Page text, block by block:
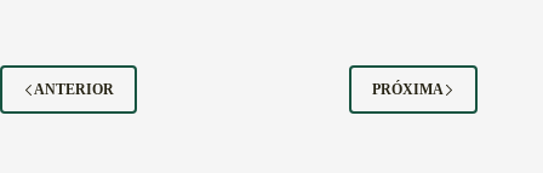
ANTERIOR PRÓXIMA